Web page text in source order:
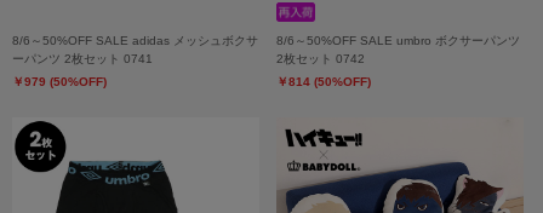
8/6～50%OFF SALE adidas メッシュボクサ
ーパンツ 2枚セット 0741
￥979 (50%OFF)
8/6～50%OFF SALE umbro ボクサーパンツ
2枚セット 0742
￥814 (50%OFF)